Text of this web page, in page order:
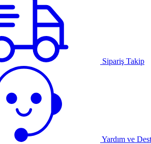
Sipariş Takip
Yardım ve